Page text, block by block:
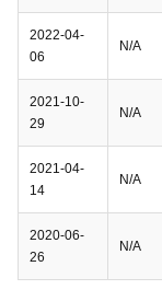
2022-04-
06
N/A
2021-10-
29
N/A
2021-04-
14
N/A
2020-06-
26
N/A